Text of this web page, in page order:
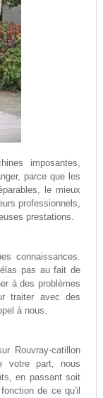
imposantes,
parce que les
le mieux
professionnels,
prestations.
connaissances.
pas au fait de
à des problèmes
traiter avec des
à nous.
Rouvray-catillon
votre part, nous
en passant soit
de ce qu'il